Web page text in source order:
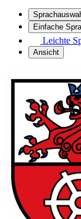
Einfache
Leichte
Ansicht